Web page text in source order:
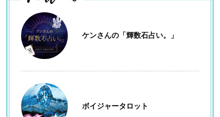
ケンさんの「輝数石占い。」
ボイジャータロット